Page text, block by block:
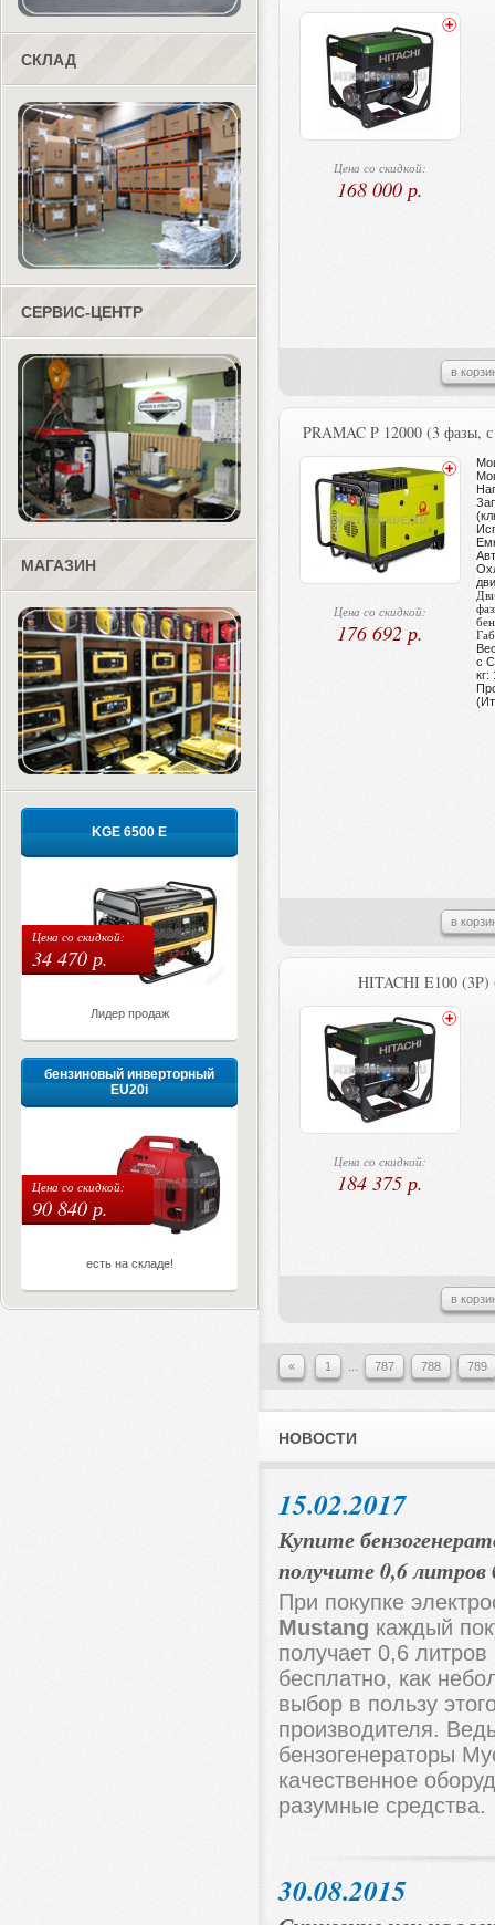
СКЛАД
СЕРВИС-ЦЕНТР
МАГАЗИН
KGE 6500 E
Цена со скидкой:
34 470 р.
Лидер продаж
бензиновый инверторный
EU20i
Цена со скидкой:
90 840 р.
есть на складе!
Цена со скидкой:
168 000 р.
в
PRAMAC P 12000 (3 фазы,
Цена со скидкой:
176 692 р.
с
кг:
в
HITACHI E100 (3P)
Цена со скидкой:
184 375 р.
в
« 1 787 788 789
НОВОСТИ
15.02.2017
Купите
получите 0,6
При покупке
Mustang каждый
получает 0,6
бесплатно, как
выбор в пользу
производителя.
бензогенераторы
качественное
разумные средства.
30.08.2015